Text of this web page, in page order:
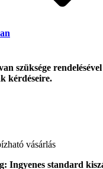
szüksége
kérdéseire.
vásárlás
Ingyenes standard